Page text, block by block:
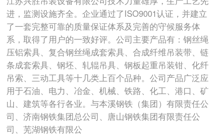
进，监测设施齐全。企业通过了ISO9001认证，并建立
了一套完整可靠的质量保证体系及完善的守候服务体
系，取得了用户的一致好评。公司主要产品有：钢丝绳
压铝索具、复合钢丝绳成套索具、合成纤维吊装带、链
条成套索具、钢坯、轧辊吊具、钢板起重吊装钳、化纤
吊索、三动工具等十几类上百个品种。公司产品广泛应
用于石油、电力、冶金、机械、铁路、化工、港口、矿
山、建筑等各行各业。与本溪钢铁（集团）有限责任公
司、济南钢铁集团总公司、唐山钢铁集团有限责任公
司、芜湖钢铁有限公